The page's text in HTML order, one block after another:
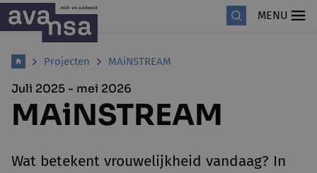
MENU
Projecten MAiNSTREAM
Juli 2025 - mei 2026
MAiNSTREAM
Wat betekent vrouwelijkheid vandaag? In